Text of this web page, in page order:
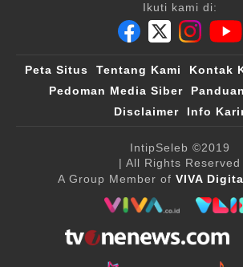
Ikuti kami di:
Peta Situs Tentang Kami Kontak
Pedoman Media Siber
Disclaimer
Info
IntipSeleb ©2019
| All Rights Reserved
A Group Member of VIVA